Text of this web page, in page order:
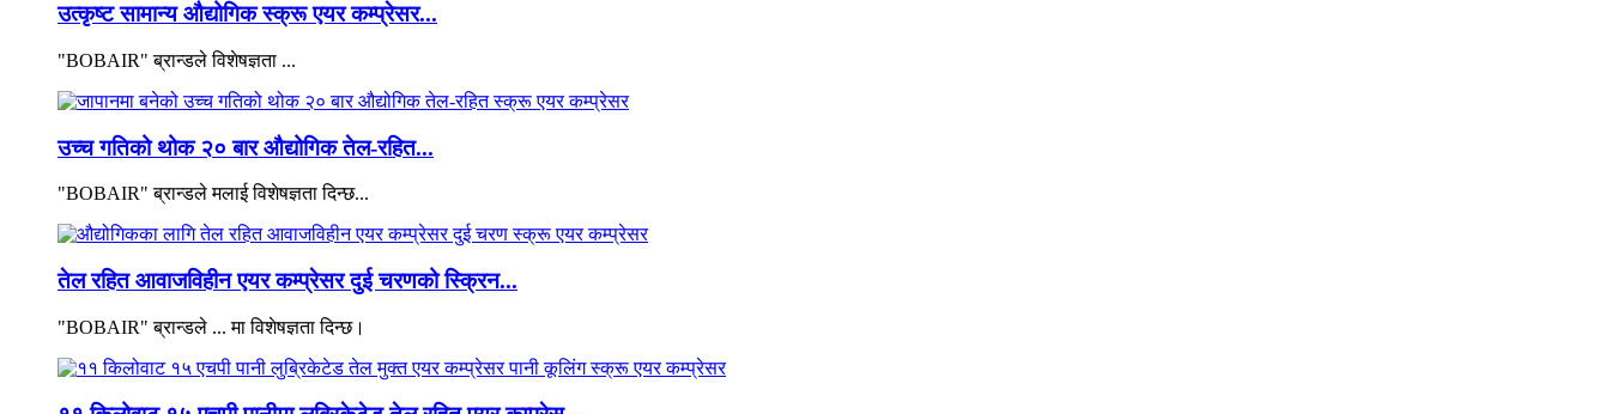
उत्कृष्ट सामान्य औद्योगिक स्क्रू एयर कम्प्रेसर...
"BOBAIR" ब्रान्डले विशेषज्ञता ...
उच्च गतिको थोक २० बार औद्योगिक तेल-रहित...
"BOBAIR" ब्रान्डले मलाई विशेषज्ञता दिन्छ...
तेल रहित आवाजविहीन एयर कम्प्रेसर दुई चरणको स्क्रिन...
"BOBAIR" ब्रान्डले ... मा विशेषज्ञता दिन्छ।